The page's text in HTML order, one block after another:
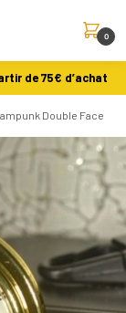
0
de 75€ d’achat
Double Face